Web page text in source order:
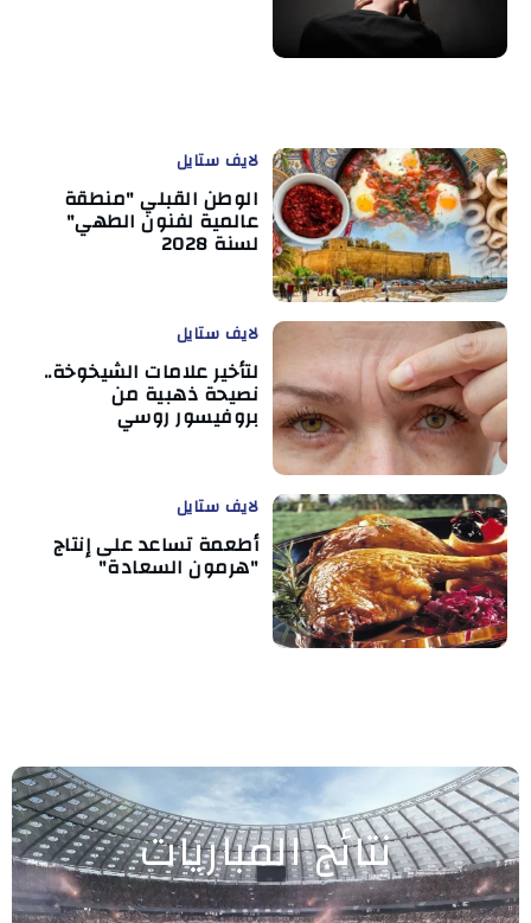
لايف ستايل
الوطن القبلي "منطقة
عالمية لفنون الطهي"
لسنة 2028
لايف ستايل
لتأخير علامات الشيخوخة..
نصيحة ذهبية من
بروفيسور روسي
لايف ستايل
أطعمة تساعد على إنتاج
"هرمون السعادة"
نتائج المباريات